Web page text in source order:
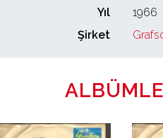
Yıl
1966
Şirket